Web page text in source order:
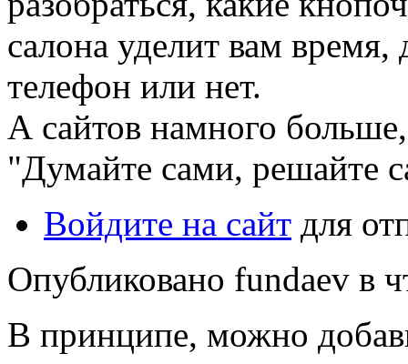
салона уделит вам
телефон или нет.
А сайтов намного
"Думайте сами, решайте
Войдите на сайт для
Опубликовано fundaev в
В принципе, можно